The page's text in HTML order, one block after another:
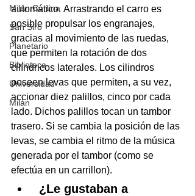
Milán Cortina
San Siro
Planetario
Biblioteca
Universidad
Milán
automático. Arrastrando el carro es
posible propulsar los engranajes,
gracias al movimiento de las ruedas,
que permiten la rotación de dos
cilíndricos laterales. Los cilindros
poseen levas que permiten, a su vez,
accionar diez palillos, cinco por cada
lado. Dichos palillos tocan un tambor
trasero. Si se cambia la posición de las
levas, se cambia el ritmo de la música
generada por el tambor (como se
efectúa en un carrillon).
¿Le gustaban a